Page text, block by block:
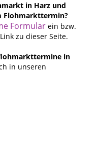
in Harz und
Flohmarkttermin?
Formular ein bzw.
zu dieser Seite.
in
in unseren